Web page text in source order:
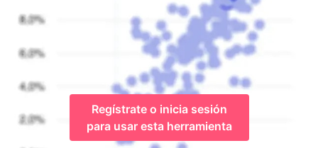
Regístrate o inicia sesión
para usar esta herramienta